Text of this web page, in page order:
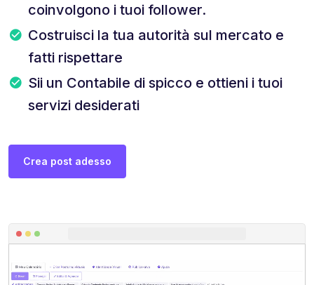
coinvolgono i tuoi follower.
Costruisci la tua autorità sul mercato e
fatti rispettare
Sii un Contabile di spicco e ottieni i tuoi
servizi desiderati
Crea post adesso